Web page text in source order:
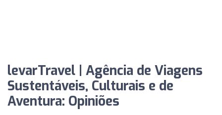
levarTravel | Agência de Viagens
Sustentáveis, Culturais e de
Aventura: Opiniões